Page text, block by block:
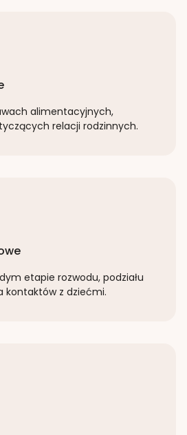
alimentacyjnych,
relacji rodzinnych.
etapie rozwodu, podziału
kontaktów z dziećmi.